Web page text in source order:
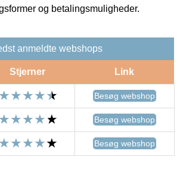
og betalingsmuligheder.
anmeldte webshops
Stjerner Link
Besøg webshop
Besøg webshop
Besøg webshop